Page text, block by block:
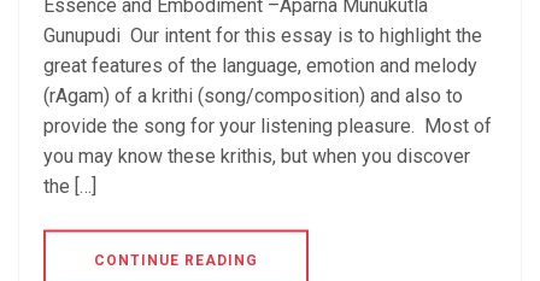
Essence and Embodiment –Aparna Munukutla
Gunupudi Our intent for this essay is to highlight the
great features of the language, emotion and melody
(rAgam) of a krithi (song/composition) and also to
provide the song for your listening pleasure. Most of
you may know these krithis, but when you discover
the […]
CONTINUE READING